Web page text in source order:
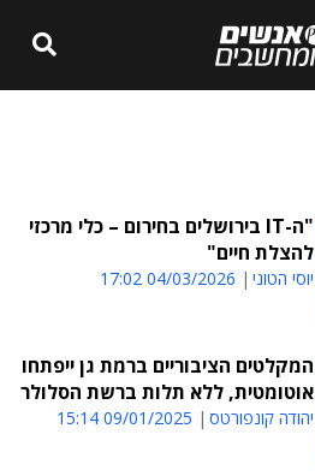
"ה-IT בירושלים בחירום – כלי מרכזי
להצלת חיים"
יוסי הטוני 04/03/2026 17:02
המקלטים הציבוריים ברמת גן ייפתחו
אוטומטית, ללא תלות ברשת הסלולר
יהודה קונפורטס 09/01/2025 15:14